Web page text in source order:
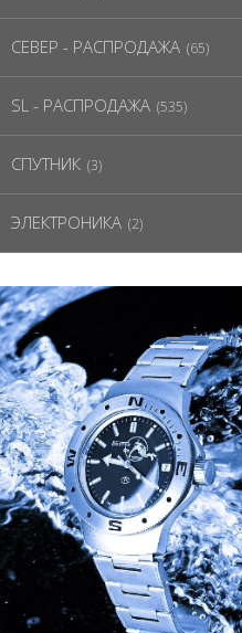
СЕВЕР - РАСПРОДАЖА (65)
SL - РАСПРОДАЖА (535)
СПУТНИК (3)
ЭЛЕКТРОНИКА (2)